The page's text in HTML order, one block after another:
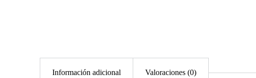
Información adicional Valoraciones (0)